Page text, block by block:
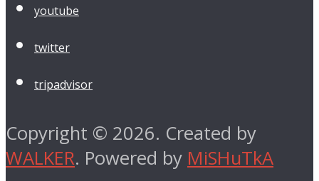
youtube
twitter
tripadvisor
Copyright © 2026. Created by
WALKER. Powered by MiSHuTkA